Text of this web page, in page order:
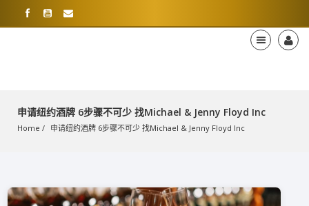
申请纽约酒牌 6步骤不可少 找Michael & Jenny Floyd Inc
Home 申请纽约酒牌 6步骤不可少 找Michael & Jenny Floyd Inc